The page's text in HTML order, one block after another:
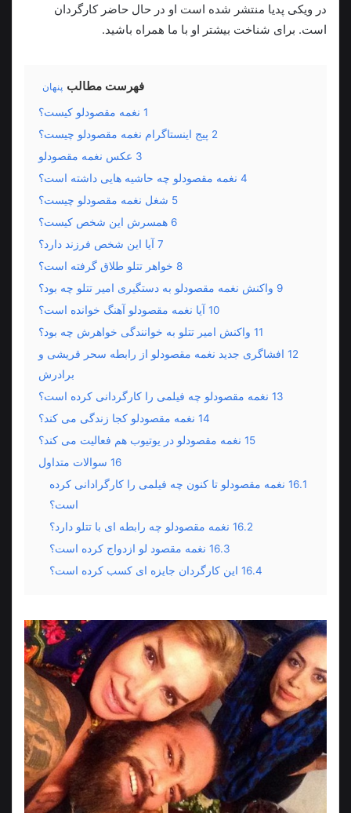
در ویکی پدیا منتشر شده است او در حال حاضر کارگردان
است. برای شناخت بیشتر او با ما همراه باشید.
فهرست مطالب پنهان
1 نغمه مقصودلو کیست؟
2 پیج اینستاگرام نغمه مقصودلو چیست؟
3 عکس نغمه مقصودلو
4 نغمه مقصودلو چه حاشیه هایی داشته است؟
5 شغل نغمه مقصودلو چیست؟
6 همسرش این شخص کیست؟
7 آیا این شخص فرزند دارد؟
8 خواهر تتلو طلاق گرفته است؟
9 واکنش نغمه مقصودلو به دستگیری امیر تتلو چه بود؟
10 آیا نغمه مقصودلو آهنگ خوانده است؟
11 واکنش امیر تتلو به خوانندگی خواهرش چه بود؟
12 افشاگری جدید نغمه مقصودلو از رابطه سحر قریشی و
برادرش
13 نغمه مقصودلو چه فیلمی را کارگردانی کرده است؟
14 نغمه ‌مقصودلو کجا زندگی می کند؟
15 نغمه‌ مقصودلو در یوتیوب هم فعالیت می‌ کند؟
16 سوالات متداول
16.1 نغمه مقصودلو تا کنون چه فیلمی را کارگرادانی کرده
است؟
16.2 نغمه مقصودلو چه رابطه ای با تتلو دارد؟
16.3 نغمه مقصود لو ازدواج کرده است؟
16.4 این کارگردان جایزه ای کسب کرده است؟